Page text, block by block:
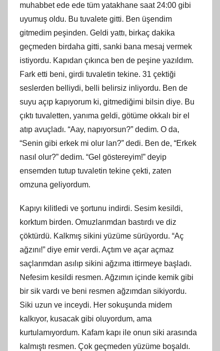
muhabbet ede ede tüm yatakhane saat 24:00 gibi
uyumuş oldu. Bu tuvalete gitti. Ben üşendim
gitmedim peşinden. Geldi yattı, birkaç dakika
geçmeden birdaha gitti, sanki bana mesaj vermek
istiyordu. Kapıdan çıkınca ben de peşine yazıldım.
Fark etti beni, girdi tuvaletin tekine. 31 çektiği
seslerden belliydi, belli belirsiz inliyordu. Ben de
suyu açıp kapıyorum ki, gitmediğimi bilsin diye. Bu
çıktı tuvaletten, yanıma geldi, götüme okkalı bir el
atıp avuçladı. “Aay, napıyorsun?” dedim. O da,
“Senin gibi erkek mi olur lan?” dedi. Ben de, “Erkek
nasıl olur?” dedim. “Gel göstereyim!” deyip
ensemden tutup tuvaletin tekine çekti, zaten
omzuna geliyordum.
Kapıyı kilitledi ve şortunu indirdi. Sesim kesildi,
korktum birden. Omuzlarımdan bastırdı ve diz
çöktürdü. Kalkmış sikini yüzüme sürüyordu. “Aç
ağzını!” diye emir verdi. Açtım ve açar açmaz
saçlarımdan asılıp sikini ağzıma ittirmeye başladı.
Nefesim kesildi resmen. Ağzımın içinde kemik gibi
bir sik vardı ve beni resmen ağzımdan sikiyordu.
Siki uzun ve inceydi. Her sokuşunda midem
kalkıyor, kusacak gibi oluyordum, ama
kurtulamıyordum. Kafam kapı ile onun siki arasında
kalmıştı resmen. Çok geçmeden yüzüme boşaldı.